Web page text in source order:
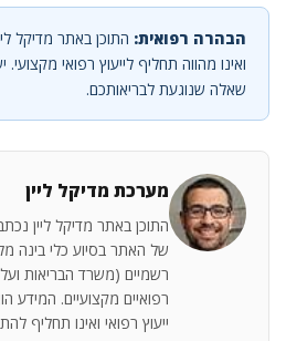
הבהרה רפואית: התוכן באתר מדיקל
ואינו מהווה תחליף לייעוץ רפואי
שאלה שנוגעת לבריאותכם.
מערכת מדיקל ליין
התוכן באתר מדיקל ליין
של האתר בסיוע כלי בינה
רשמיים (משרד הבריאות
רפואיים מקצועיים. המידע
ייעוץ רפואי ואינו תחליף